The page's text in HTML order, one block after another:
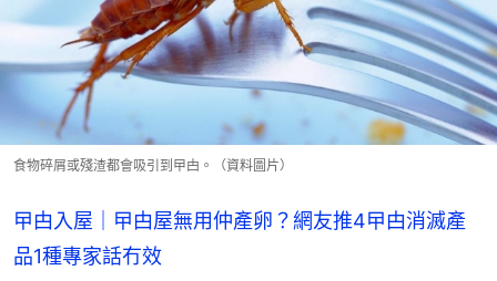
食物碎屑或殘渣都會吸引到曱甴。（資料圖片）
曱甴入屋｜曱甴屋無用仲產卵？網友推4曱甴消滅產
品1種專家話冇效